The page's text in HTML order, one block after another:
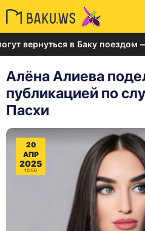
в Баку поездом —
Алёна Алиева
публикацией по
Пасхи
20
АПР
2025
10:50